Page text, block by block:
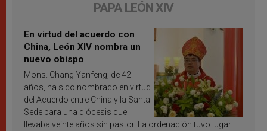
PAPA LEÓN XIV
En virtud del acuerdo con
China, León XIV nombra un
nuevo obispo
Mons. Chang Yanfeng, de 42
años, ha sido nombrado en virtud
del Acuerdo entre China y la Santa
Sede para una diócesis que
llevaba veinte años sin pastor. La ordenación tuvo lugar